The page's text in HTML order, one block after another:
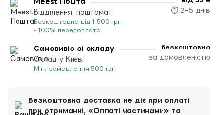
Відділення, поштомат
Безкоштовно від 1 500 грн
• 100% передоплата
⏱ 2–5 днів
Самовивіз зі складу
Склад у Києві
Мін. замовлення 500 грн
безкоштовно
за домовленістю
Безкоштовна доставка не діє при оплаті
при отриманні, «Оплаті частинами» та